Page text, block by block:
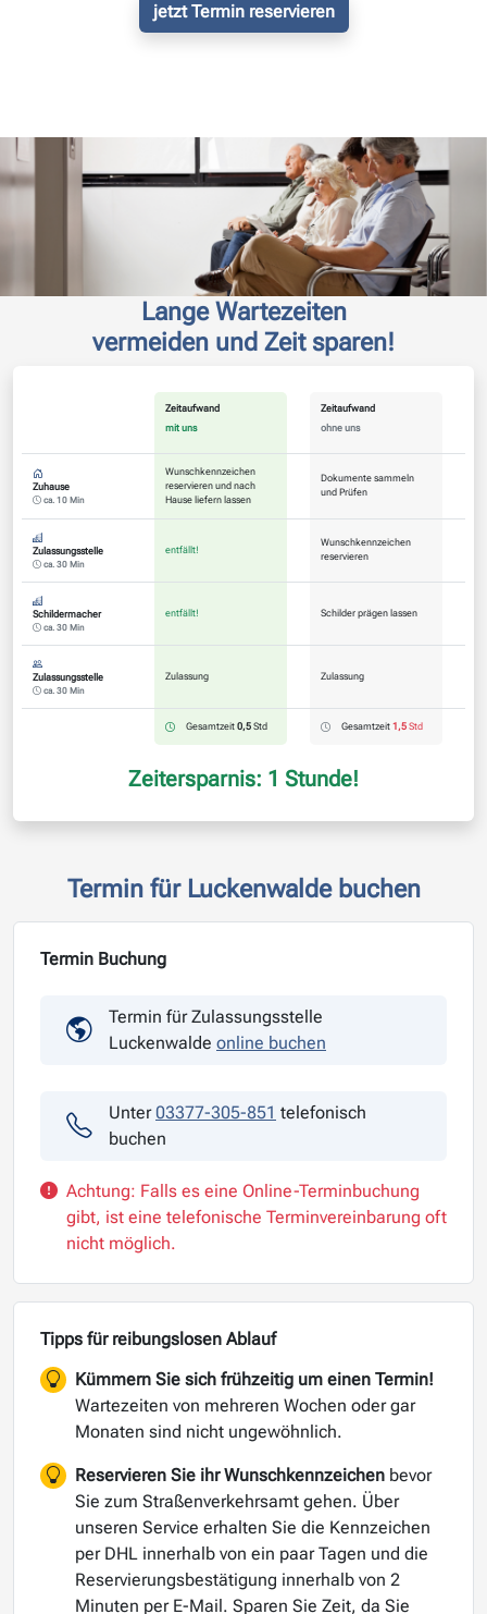
jetzt Termin reservieren
Lange Wartezeiten
vermeiden und Zeit sparen!
Zeitaufwand
mit uns
Zeitaufwand
ohne uns
Zuhause
ca. 10 Min
Wunschkennzeichen
reservieren und nach
Hause liefern lassen
Dokumente sammeln
und Prüfen
Zulassungsstelle
ca. 30 Min
entfällt!
Wunschkennzeichen
reservieren
Schildermacher
ca. 30 Min
entfällt! Schilder prägen lassen
Zulassungsstelle
ca. 30 Min
Zulassung Zulassung
Gesamtzeit 0,5 Std Gesamtzeit 1,5 Std
Zeitersparnis: 1 Stunde!
Termin für Luckenwalde buchen
Termin Buchung
Termin für Zulassungsstelle
Luckenwalde online buchen
Unter03377-305-851 telefonisch
buchen
Achtung: Falls es eine Online-Terminbuchung
gibt, ist eine telefonische Terminvereinbarung oft
nicht möglich.
Tipps für reibungslosen Ablauf
Kümmern Sie sich frühzeitig um einen Termin!
Wartezeiten von mehreren Wochen oder gar
Monaten sind nicht ungewöhnlich.
Reservieren Sie ihr Wunschkennzeichen bevor
Sie zum Straßenverkehrsamt gehen. Über
unseren Service erhalten Sie die Kennzeichen
per DHL innerhalb von ein paar Tagen und die
Reservierungsbestätigung innerhalb von 2
Minuten per E-Mail. Sparen Sie Zeit, da Sie